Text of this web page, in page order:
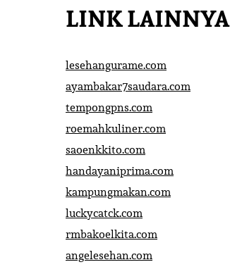
LINK LAINNYA
lesehangurame.com
ayambakar7saudara.com
tempongpns.com
roemahkuliner.com
saoenkkito.com
handayaniprima.com
kampungmakan.com
luckycatck.com
rmbakoelkita.com
angelesehan.com